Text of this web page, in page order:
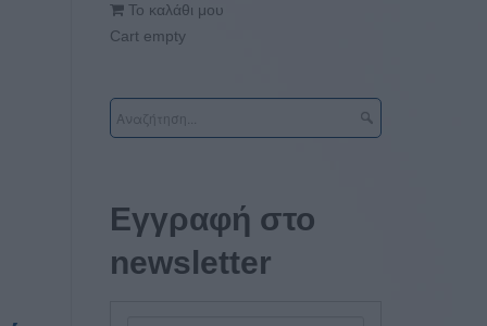
Το καλάθι μου
Cart empty
Εγγραφή στο
newsletter